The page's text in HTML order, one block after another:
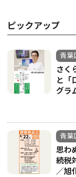
ピックアップ
青葉
さく
と「
グラ
青葉
思わ
続税
／旭